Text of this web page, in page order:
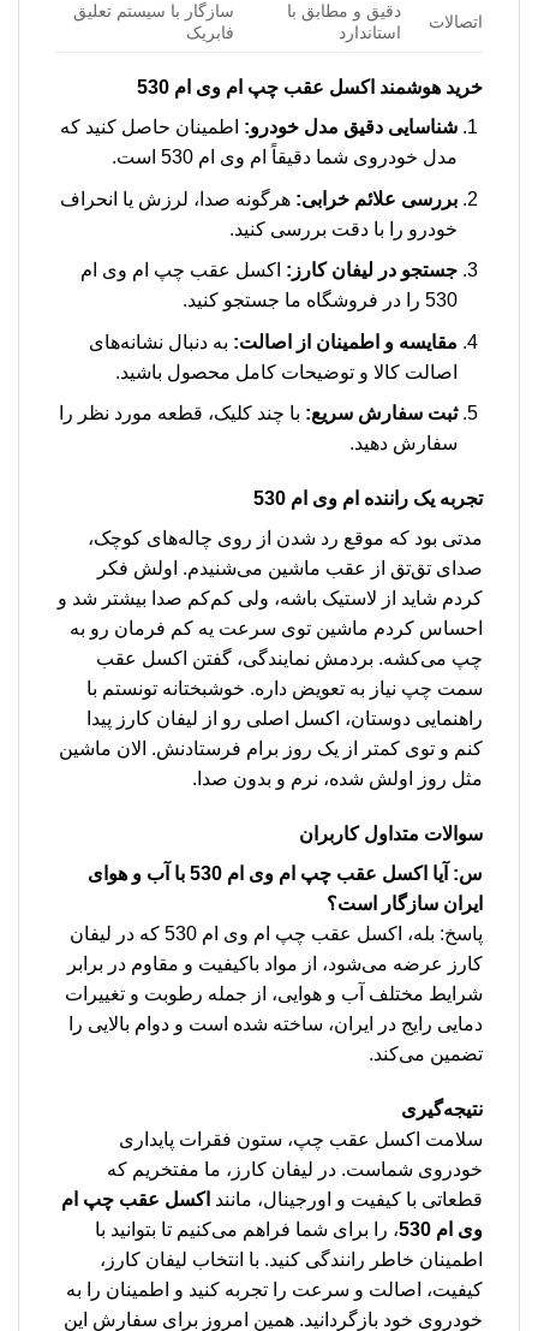
اتصالات
دقیق و مطابق با
استاندارد
سازگار با سیستم تعلیق
فابریک
خرید هوشمند اکسل عقب چپ ام وی ام 530
شناسایی دقیق مدل خودرو: اطمینان حاصل کنید که
مدل خودروی شما دقیقاً ام وی ام 530 است.
بررسی علائم خرابی: هرگونه صدا، لرزش یا انحراف
خودرو را با دقت بررسی کنید.
جستجو در لیفان کارز: اکسل عقب چپ ام وی ام
530 را در فروشگاه ما جستجو کنید.
مقایسه و اطمینان از اصالت: به دنبال نشانه‌های
اصالت کالا و توضیحات کامل محصول باشید.
ثبت سفارش سریع: با چند کلیک، قطعه مورد نظر را
سفارش دهید.
تجربه یک راننده ام وی ام 530
مدتی بود که موقع رد شدن از روی چاله‌های کوچک،
صدای تق‌تق از عقب ماشین می‌شنیدم. اولش فکر
کردم شاید از لاستیک باشه، ولی کم‌کم صدا بیشتر شد و
احساس کردم ماشین توی سرعت یه کم فرمان رو به
چپ می‌کشه. بردمش نمایندگی، گفتن اکسل عقب
سمت چپ نیاز به تعویض داره. خوشبختانه تونستم با
راهنمایی دوستان، اکسل اصلی رو از لیفان کارز پیدا
کنم و توی کمتر از یک روز برام فرستادنش. الان ماشین
مثل روز اولش شده، نرم و بدون صدا.
سوالات متداول کاربران
س: آیا اکسل عقب چپ ام وی ام 530 با آب و هوای
ایران سازگار است؟
پاسخ: بله، اکسل عقب چپ ام وی ام 530 که در لیفان
کارز عرضه می‌شود، از مواد باکیفیت و مقاوم در برابر
شرایط مختلف آب و هوایی، از جمله رطوبت و تغییرات
دمایی رایج در ایران، ساخته شده است و دوام بالایی را
تضمین می‌کند.
نتیجه‌گیری
سلامت اکسل عقب چپ، ستون فقرات پایداری
خودروی شماست. در لیفان کارز، ما مفتخریم که
قطعاتی با کیفیت و اورجینال، مانند اکسل عقب چپ ام
وی ام 530
، را برای شما فراهم می‌کنیم تا بتوانید با
اطمینان خاطر رانندگی کنید. با انتخاب لیفان کارز،
کیفیت، اصالت و سرعت را تجربه کنید و اطمینان را به
خودروی خود بازگردانید. همین امروز برای سفارش این